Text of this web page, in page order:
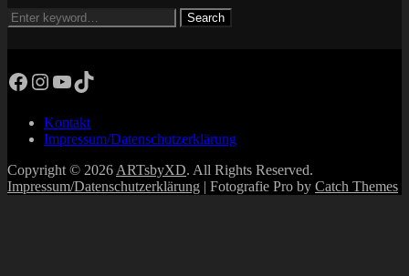
Search
for:
Search
Facebook
Instagram
YouTube
TikTok
Kontakt
Impressum/Datenschutzerklärung
Copyright © 2026 ARTsbyXD. All Rights Reserved.
Impressum/Datenschutzerklärung | Fotografie Pro by Catch Themes